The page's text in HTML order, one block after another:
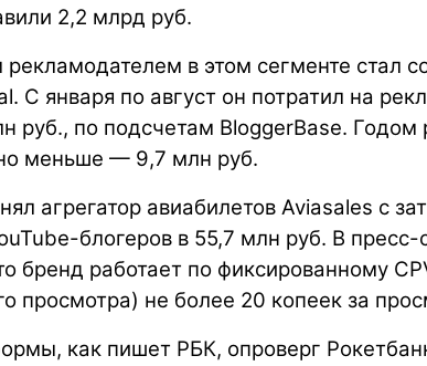
2,2 млрд руб.
в этом сегменте стал
С января по август он потратил на
руб., по подсчетам BloggerBase. Годом
меньше — 9,7 млн руб.
агрегатор авиабилетов Aviasales с
блогеров в 55,7 млн руб. В
бренд работает по фиксированному
просмотра) не более 20 копеек за
как пишет РБК, опроверг